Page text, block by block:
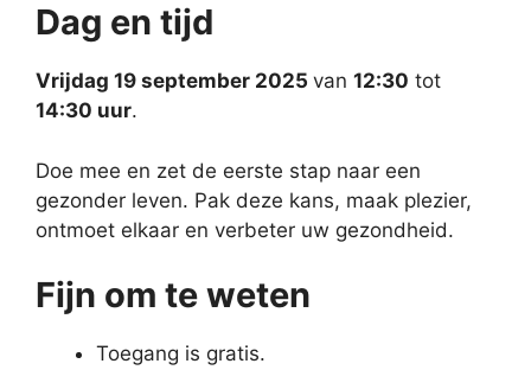
Dag en tijd
Vrijdag 19 september 2025 van 12:30 tot
14:30 uur.
Doe mee en zet de eerste stap naar een
gezonder leven. Pak deze kans, maak plezier,
ontmoet elkaar en verbeter uw gezondheid.
Fijn om te weten
Toegang is gratis.